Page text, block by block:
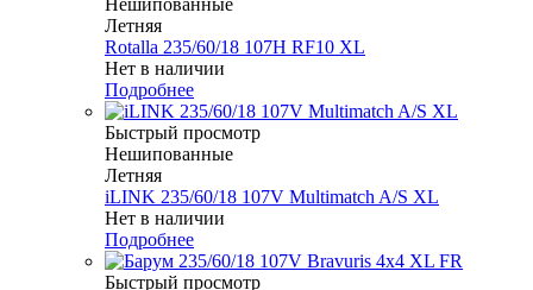
Нешипованные
Летняя
Rotalla 235/60/18 107H RF10 XL
Нет в наличии
Подробнее
Быстрый просмотр
Нешипованные
Летняя
iLINK 235/60/18 107V Multimatch A/S XL
Нет в наличии
Подробнее
Быстрый просмотр